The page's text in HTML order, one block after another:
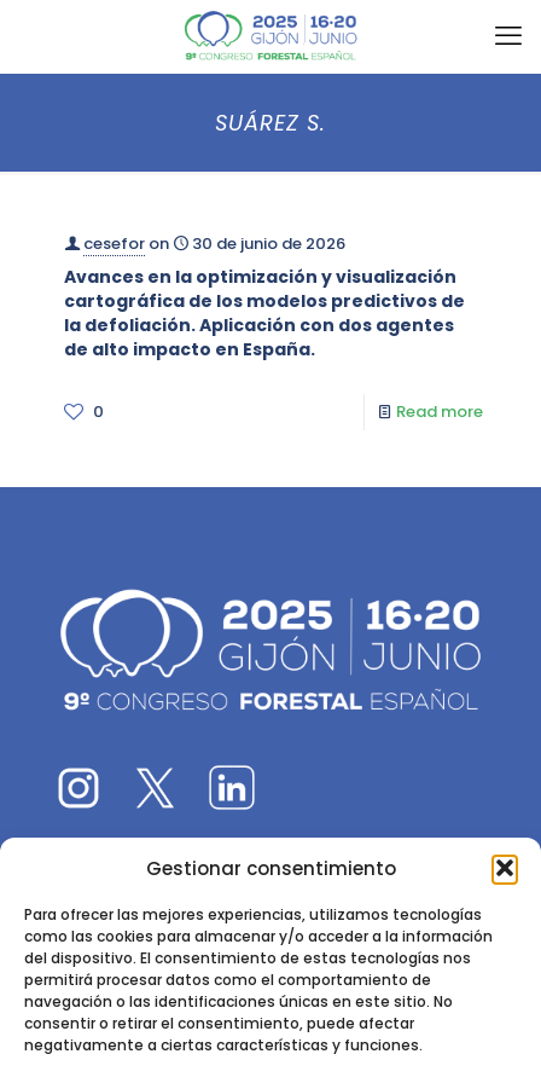
Gestionar consentimiento
Para ofrecer las mejores experiencias, utilizamos tecnologías
como las cookies para almacenar y/o acceder a la información
del dispositivo. El consentimiento de estas tecnologías nos
permitirá procesar datos como el comportamiento de
navegación o las identificaciones únicas en este sitio. No
consentir o retirar el consentimiento, puede afectar
negativamente a ciertas características y funciones.
SUÁREZ S.
cesefor on 30 de junio de 2026
Avances en la optimización y visualización
cartográfica de los modelos predictivos de
la defoliación. Aplicación con dos agentes
de alto impacto en España.
0 Read more
El 9CFE es una actividad promovida por laSociedad
Instituto de Ciencias Forestales, INIA-CSIC
Ctra. de la Coruña km 7,5 - 28040 Madrid